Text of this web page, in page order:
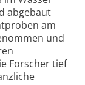
abgebaut
am
und
Forscher tief